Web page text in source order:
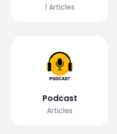
1 Articles
Podcast
Articles